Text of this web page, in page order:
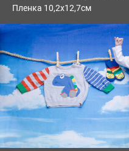
Пленка 10,2х12,7см